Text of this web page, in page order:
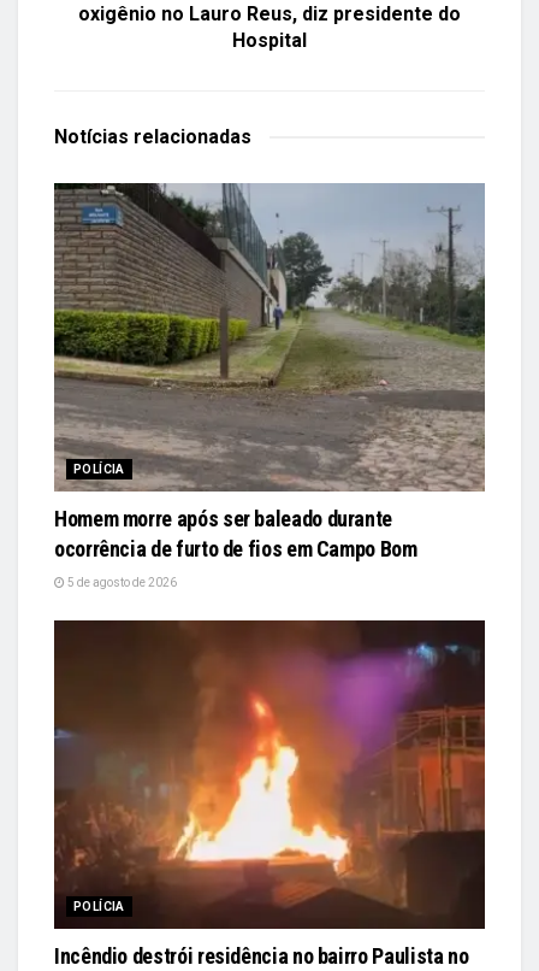
oxigênio no Lauro Reus, diz presidente do
Hospital
Notícias relacionadas
POLÍCIA
Homem morre após ser baleado durante
ocorrência de furto de fios em Campo Bom
5 de agosto de 2026
POLÍCIA
Incêndio destrói residência no bairro Paulista no